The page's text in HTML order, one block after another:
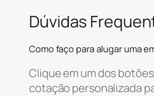
Dúvidas
Como faço para alugar uma
Clique em um dos
cotação personalizada